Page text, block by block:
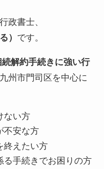
政書士、
） です。
続解約手続きに強い行
州市門司区を中心に
ない方
不安な方
終えたい方
る手続きでお困りの方